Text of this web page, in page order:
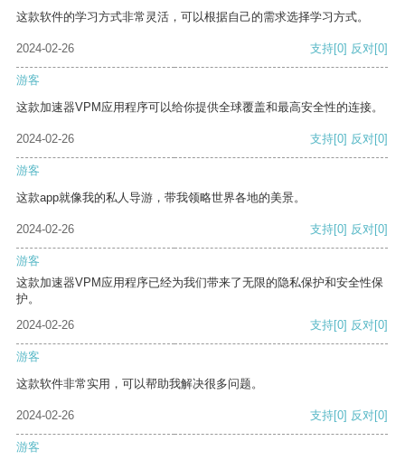
这款软件的学习方式非常灵活，可以根据自己的需求选择学习方式。
2024-02-26 支持[0] 反对[0]
游客
这款加速器VPM应用程序可以给你提供全球覆盖和最高安全性的连接。
2024-02-26 支持[0] 反对[0]
游客
这款app就像我的私人导游，带我领略世界各地的美景。
2024-02-26 支持[0] 反对[0]
游客
这款加速器VPM应用程序已经为我们带来了无限的隐私保护和安全性保
护。
2024-02-26
支持[0] 反对[0]
游客
这款软件非常实用，可以帮助我解决很多问题。
2024-02-26 支持[0] 反对[0]
游客